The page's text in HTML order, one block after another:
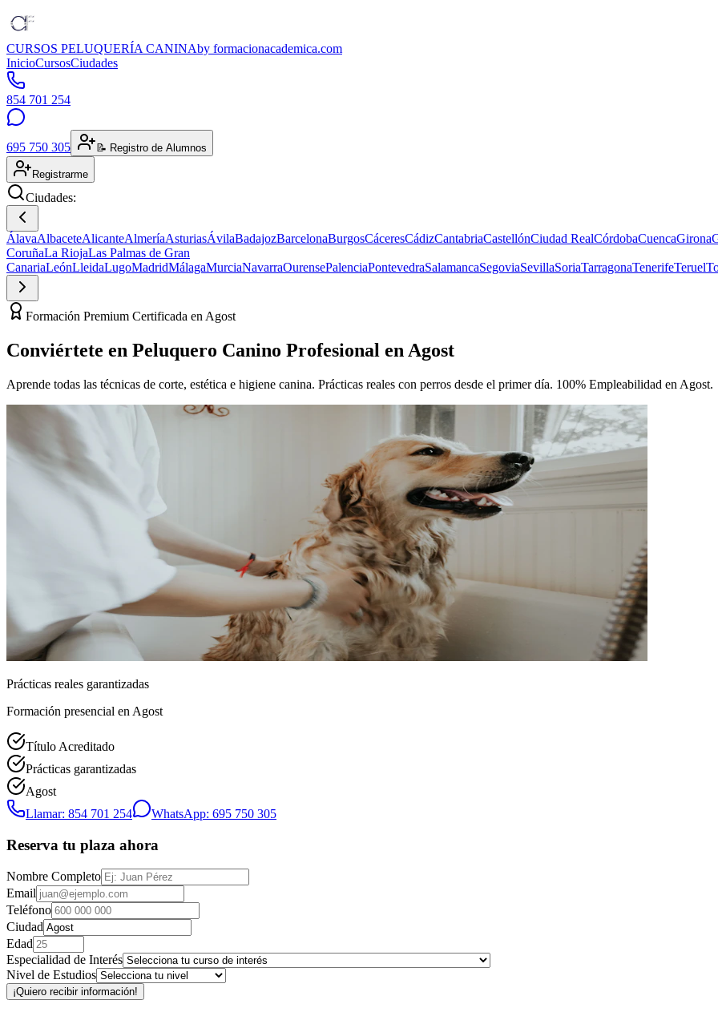
CURSOS PELUQUERÍA CANINAby formacionacademica.com
InicioCursosCiudades
854 701 254
695 750 305 📝 Registro de Alumnos
Registrarme
Ciudades:
ÁlavaAlbaceteAlicanteAlmeríaAsturiasÁvilaBadajozBarcelonaBurgosCáceresCádizCantabriaCastellónCiudad RealCórdobaCuencaGirona
CoruñaLa RiojaLas Palmas de Gran
CanariaLeónLleidaLugoMadridMálagaMurciaNavarraOurensePalenciaPontevedraSalamancaSegoviaSevillaSoriaTarragonaTenerifeTeruel
Formación Premium Certificada en Agost
Conviértete en Peluquero Canino Profesional en Agost
Aprende todas las técnicas de corte, estética e higiene canina. Prácticas reales con perros desde el primer día. 100% Empleabilidad en Agost.
Prácticas reales garantizadas
Formación presencial en Agost
Título Acreditado
Prácticas garantizadas
Agost
Llamar: 854 701 254
WhatsApp: 695 750 305
Reserva tu plaza ahora
Nombre Completo
Email
Teléfono
Ciudad
Edad
Especialidad de Interés
Nivel de Estudios
¡Quiero recibir información!